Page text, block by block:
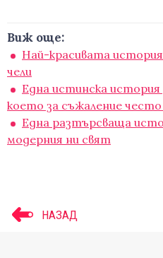
Виж още:
Най-красивата
чели
Една истинска история
което за съжаление
Една разтърсваща
модерния ни свят
НАЗАД